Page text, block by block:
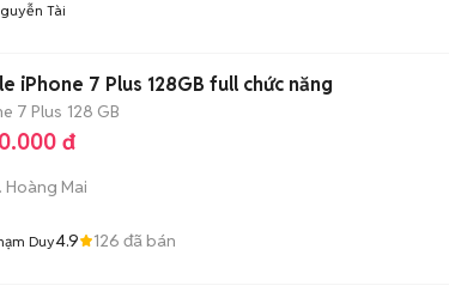
Tài
iPhone 7 Plus 128GB full chức năng
7 Plus 128 GB
đ
Hoàng Mai
Duy4.9 126 đã bán